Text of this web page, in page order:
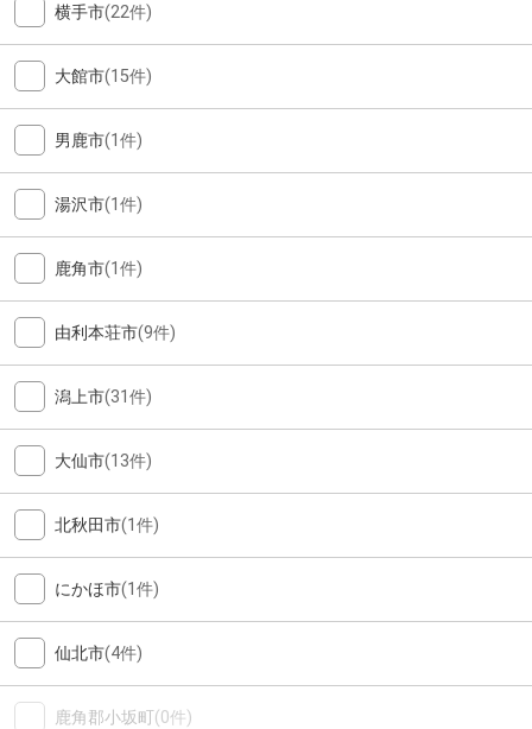
横手市(22件)
大館市(15件)
男鹿市(1件)
湯沢市(1件)
鹿角市(1件)
由利本荘市(9件)
潟上市(31件)
大仙市(13件)
北秋田市(1件)
にかほ市(1件)
仙北市(4件)
鹿角郡小坂町(0件)